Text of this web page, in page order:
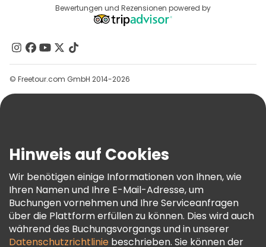
Affiliate-Programm
Reiseziele
Kontakt
Gruppen
Hilfe
AGB Und Rechtliches
Cookie-Richtlinie
Freetour Auszeichnungen
Treueprogramm
Bewertungen und Rezensionen powered by
© Freetour.com GmbH 2014-2026
Hinweis auf Cookies
Wir benötigen einige Informationen von Ihnen, wie
Ihren Namen und Ihre E-Mail-Adresse, um
Buchungen vornehmen und Ihre Serviceanfragen
über die Plattform erfüllen zu können. Dies wird auch
während des Buchungsvorgangs und in unserer
Datenschutzrichtlinie beschrieben. Sie können der